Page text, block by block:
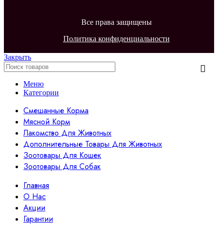
Все права защищены
Политика конфиденциальности
Закрыть
Меню
Категории
Смешанные Корма
Мясной Корм
Лакомство Для Животных
Дополнительные Товары Для Животных
Зоотовары Для Кошек
Зоотовары Для Собак
Главная
О Нас
Акции
Гарантии